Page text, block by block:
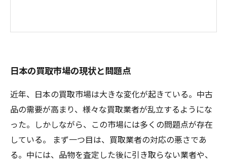
日本の買取市場の現状と問題点
近年、日本の買取市場は大きな変化が起きている。中古
品の需要が高まり、様々な買取業者が乱立するようにな
った。しかしながら、この市場には多くの問題点が存在
している。 まず一つ目は、買取業者の対応の悪さであ
る。中には、品物を査定した後に引き取らない業者や、